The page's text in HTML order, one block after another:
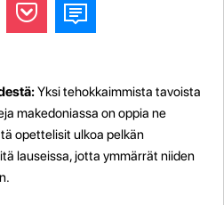
Yksi tehokkaimmista tavoista
makedoniassa on oppia ne
opettelisit ulkoa pelkän
lauseissa, jotta ymmärrät niiden